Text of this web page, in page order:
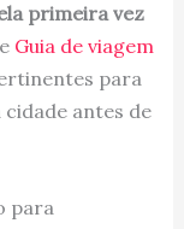
primeira vez
Guia de viagem
para
cidade antes de
para